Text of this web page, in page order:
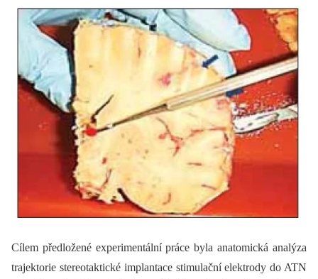
Cílem předložené experimentální práce byla anatomická analýza
trajektorie stereotaktické implantace stimulační elektrody do ATN